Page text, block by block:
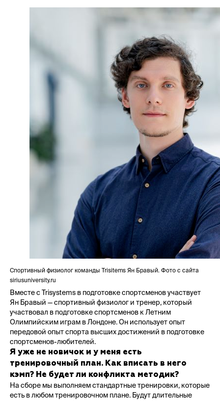
Спортивный физиолог команды Trisitems Ян Бравый. Фото с сайта
siriusuniversity.ru
Вместе с Trisystems в подготовке спортсменов участвует
Ян Бравый — спортивный физиолог и тренер, который
участвовал в подготовке спортсменов к Летним
Олимпийским играм в Лондоне. Он использует опыт
передовой опыт спорта высших достижений в подготовке
спортсменов-любителей.
Я уже не новичок и у меня есть
тренировочный план. Как вписать в него
кэмп? Не будет ли конфликта методик?
На сборе мы выполняем стандартные тренировки, которые
есть в любом тренировочном плане. Будут длительные